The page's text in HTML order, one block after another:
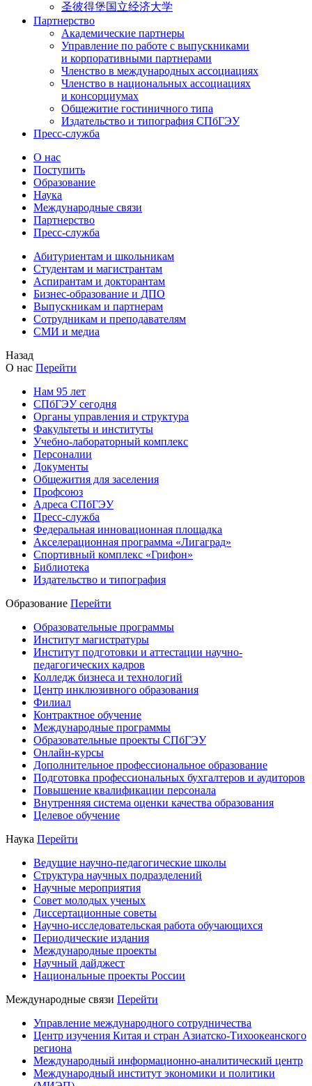
圣彼得堡国立经济大学
Партнерство
Академические партнеры
Управление по работе с выпускниками
и корпоративными партнерами
Членство в международных ассоциациях
Членство в национальных ассоциациях
и консорциумах
Общежитие гостиничного типа
Издательство и типография СПбГЭУ
Пресс-служба
О нас
Поступить
Образование
Наука
Международные связи
Партнерство
Пресс-служба
Абитуриентам и школьникам
Студентам и магистрантам
Аспирантам и докторантам
Бизнес-образование и ДПО
Выпускникам и партнерам
Сотрудникам и преподавателям
СМИ и медиа
Назад
О нас Перейти
Нам 95 лет
СПбГЭУ сегодня
Органы управления и структура
Факультеты и институты
Учебно-лабораторный комплекс
Персоналии
Документы
Общежития для заселения
Профсоюз
Адреса СПбГЭУ
Пресс-служба
Федеральная инновационная площадка
Акселерационная программа «Лигаград»­­
Спортивный комплекс «Грифон»
Библиотека
Издательство и типография
Образование Перейти
Образовательные программы
Институт магистратуры
Институт подготовки и аттестации научно-
педагогических кадров
Колледж бизнеса и технологий
Центр инклюзивного образования
Филиал
Контрактное обучение
Международные программы
Образовательные проекты СПбГЭУ
Онлайн-курсы
Дополнительное профессиональное образование
Подготовка профессиональных бухгалтеров и аудиторов
Повышение квалификации персонала
Внутренняя система оценки качества образования
Целевое обучение
Наука Перейти
Ведущие научно-педагогические школы
Структура научных подразделений
Научные мероприятия
Совет молодых ученых
Диссертационные советы
Научно-исследовательская работа обучающихся
Периодические издания
Международные проекты
Научный дайджест
Национальные проекты России
Международные связи Перейти
Управление международного сотрудничества
Центр изучения Китая и стран Азиатско-Тихоокеанского
региона
Международный информационно-аналитический центр
Международный институт экономики и политики